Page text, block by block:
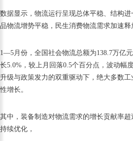
数据显示，物流运行呈现总体平稳、结构
品物流增势平稳，民生消费物流需求加速释
1—5月份，全国社会物流总额为138.7万亿
长5.0%，较上月回落0.5个百分点，波动幅
升级与政策发力的双重驱动下，绝大多数
性增长。
其中，装备制造对物流需求的增长贡献率
持续优化，